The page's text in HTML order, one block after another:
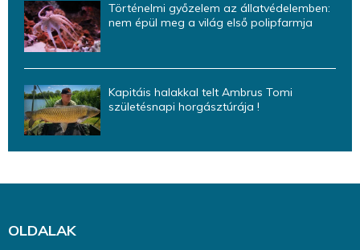
Történelmi győzelem az állatvédelemben:
nem épül meg a világ első polipfarmja
Kapitáis halakkal telt Ambrus Tomi
születésnapi horgásztúrája !
OLDALAK